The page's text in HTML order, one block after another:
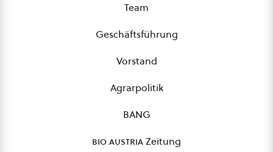
Team
Geschäftsführung
Vorstand
Agrarpolitik
BANG
bio austriaZeitung